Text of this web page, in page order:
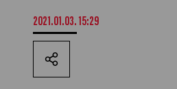
Dakar 2026
2021.01.03. 15:29